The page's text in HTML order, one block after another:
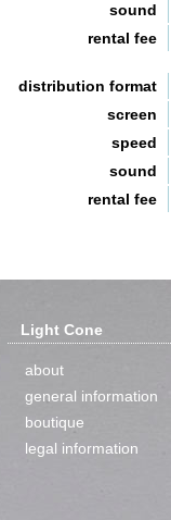
sound
rental fee
distribution format
screen
speed
sound
rental fee
Light Cone
about
general information
boutique
legal information